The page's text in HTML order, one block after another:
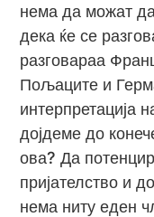
нема да можат
дека ќе се
разговараа
Пољаците и
интерпретација
дојдеме до
ова? Да
пријателство и
нема ниту еден